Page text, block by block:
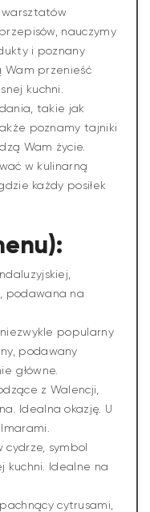
warsztatów
nauczymy
i poznany
Wam przenieść
kuchni.
takie jak
poznamy tajniki
Wam życie.
w kulinarną
każdy posiłek
podawana na
popularny
podawany
główne.
z Walencji,
Idealna okazję. U
cydrze, symbol
kuchni. Idealne na
cytrusami,